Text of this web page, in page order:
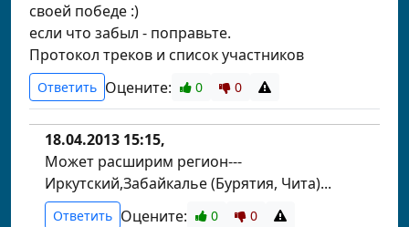
своей победе :)
если что забыл - поправьте.
Протокол треков и список участников
Ответить Оцените: 0 0
18.04.2013 15:15,
Может расширим регион---
Иркутский,Забайкалье (Бурятия, Чита)...
Ответить Оцените: 0 0